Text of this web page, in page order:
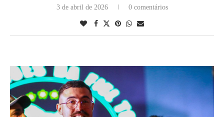
3 de abril de 2026 0 comentários